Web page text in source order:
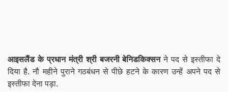
आइसलैंड के प्रधान मंत्री श्री बजरनी बेनिडकिक्सनने पद से इस्तीफा दे
दिया है. नौ महीने पुराने गठबंधन से पीछे हटने के कारण उन्हें अपने पद से
इस्तीफा देना पड़ा.